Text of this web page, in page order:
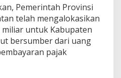
Pemerintah Provinsi
telah mengalokasikan
untuk Kabupaten
bersumber dari uang
pajak